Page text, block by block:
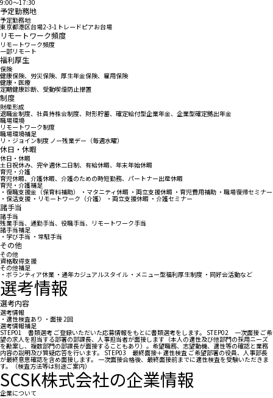
9:00〜17:30
予定勤務地
予定勤務地
東京都港区台場2-3-1トレードピアお台場
リモートワーク頻度
リモートワーク頻度
一部リモート
福利厚生
保険
健康保険、労災保険、厚生年金保険、雇用保険
健康・医療
定期健康診断、受動喫煙防止措置
制度
財産形成
退職金制度、社員持株会制度、財形貯蓄、確定給付型企業年金、企業型確定拠出年金
職場環境
リモートワーク制度
職場環境補足
リ・ジョイン制度 ノー残業デー（毎週水曜）
休日・休暇
休日・休暇
土日祝休み、完全週休二日制、有給休暇、年末年始休暇
育児・介護
育児休暇、介護休暇、介護のための時短勤務、パートナー出産休暇
育児・介護補足
・復職支援金（保育料補助） ・マタニティ休暇 ・両立支援休暇 ・育児費用補助 ・職場復帰セミナー
・保活支援 ・リモートワーク（介護） ・両立支援休暇 ・介護セミナー
諸手当
諸手当
残業手当、通勤手当、役職手当、リモートワーク手当
諸手当補足
・学び手当 ・常駐手当
その他
その他
資格取得支援
その他補足
・ボランティア休業 ・通年カジュアルスタイル ・メニュー型福利厚生制度 ・同好会活動など
選考情報
選考内容
選考情報
・適性検査あり ・面接 2回
選考情報補足
STEP01 書類選考 ご登録いただいた応募情報をもとに書類選考をします。 STEP02 一次面接 ご希
望の求人を担当する部署の部課長、人事担当者が面接します（本人の適性及び他部門の採用ニーズ
を勘案し、複数部門の部課長が面接することもあり）。希望職務、志望動機、適性等の確認と業務
内容の説明及び質疑応答を行います。 STEP03 最終面接＋適性検査 ご希望部署の役員、人事部長
が最終意思確認を含め面接します。 一次面接合格後、最終面接前までに適性検査を受験いただきま
す。（検査方法等は別途ご案内）
SCSK株式会社の企業情報
企業について